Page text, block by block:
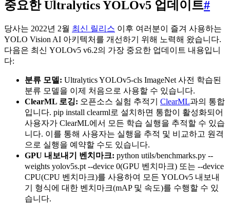
중요한 Ultralytics YOLOv5 업데이트#
당사는 2022년 2월 최신 릴리스 이후 여러분이 즐겨 사용하는
YOLO Vision AI 아키텍처를 개선하기 위해 노력해 왔습니다.
다음은 최신 YOLOv5 v6.2의 가장 중요한 업데이트 내용입니
다:
분류 모델: Ultralytics YOLOv5-cls ImageNet 사전 학습된
분류 모델을 이제 처음으로 사용할 수 있습니다.
ClearML 로깅: 오픈소스 실험 추적기 ClearML과의 통합
입니다. pip install clearml로 설치하면 통합이 활성화되어
사용자가 ClearML에서 모든 학습 실행을 추적할 수 있습
니다. 이를 통해 사용자는 실행을 추적 및 비교하고 원격
으로 실행을 예약할 수도 있습니다.
GPU 내보내기 벤치마크: python utils/benchmarks.py --
weights yolov5s.pt --device 0(GPU 벤치마크) 또는 --device
CPU(CPU 벤치마크)를 사용하여 모든 YOLOv5 내보내
기 형식에 대한 벤치마크(mAP 및 속도)를 수행할 수 있
습니다.